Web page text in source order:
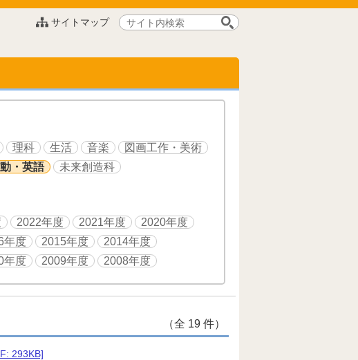
サイトマップ
サ
検
理科 生活 音楽
図画工作・美術
・英語 未来創造科
2022年度 2021年度
2020年度
年度 2015年度
2014年度
年度 2009年度 2008年度
（全 19 件）
293KB]